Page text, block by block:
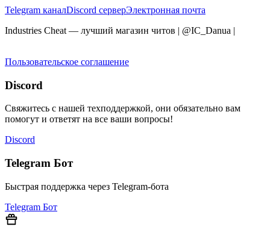
Telegram каналDiscord серверЭлектронная почта
Industries Cheat — лучший магазин читов | @IC_Danua |
Пользовательское соглашение
Discord
Свяжитесь с нашей техподдержкой, они обязательно вам
помогут и ответят на все ваши вопросы!
Discord
Telegram Бот
Быстрая поддержка через Telegram-бота
Telegram Бот